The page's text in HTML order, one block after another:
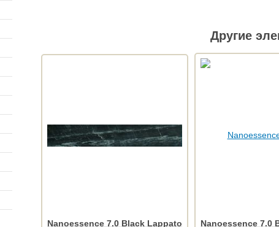
Другие
Nanoessence 7.0 Black Lappato
Nanoessence 7.0